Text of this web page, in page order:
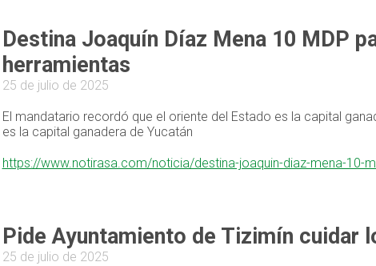
Destina Joaquín Díaz Mena 10 MDP
herramientas
25 de julio de 2025
El mandatario recordó que el oriente del Estado es la capital
es la capital ganadera de Yucatán
https://www.notirasa.com/noticia/destina-joaquin-diaz-mena-
Pide Ayuntamiento de Tizimín cuidar
25 de julio de 2025